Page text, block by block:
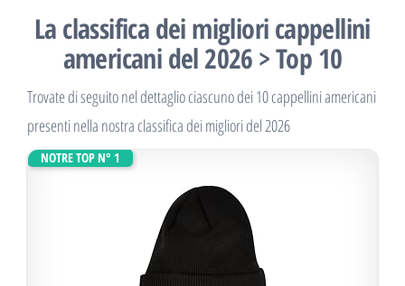
La classifica dei migliori cappellini
americani del 2026 > Top 10
Trovate di seguito nel dettaglio ciascuno dei 10 cappellini americani
presenti nella nostra classifica dei migliori del 2026
NOTRE TOP N° 1